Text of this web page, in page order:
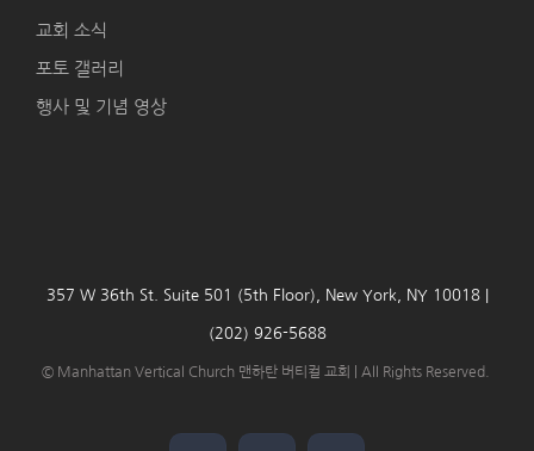
교회 소식
포토 갤러리
행사 및 기념 영상
357 W 36th St. Suite 501 (5th Floor), New York, NY 10018 |
(202) 926-5688
© Manhattan Vertical Church 맨하탄 버티컬 교회 | All Rights Reserved.